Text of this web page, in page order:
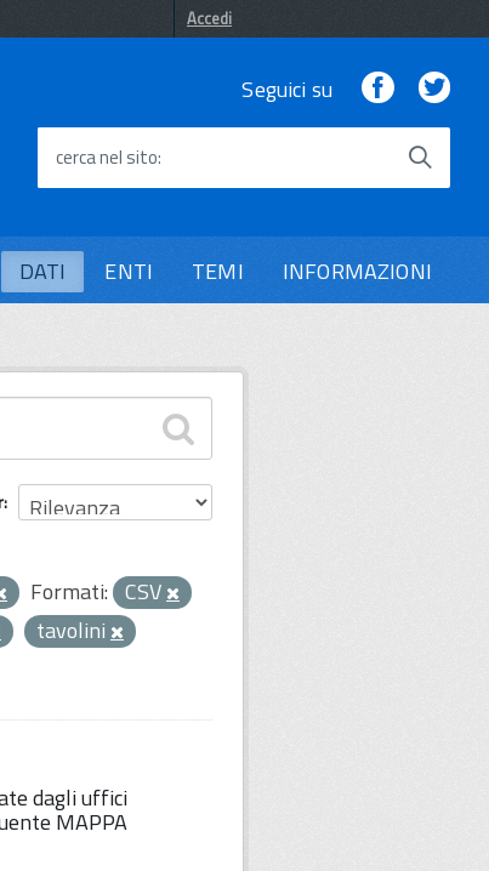
Accedi
Seguici su Facebook
cerca nel sito
DATI ENTI TEMI INFORMAZIONI
Formati: CSV
tavolini
dagli uffici
MAPPA